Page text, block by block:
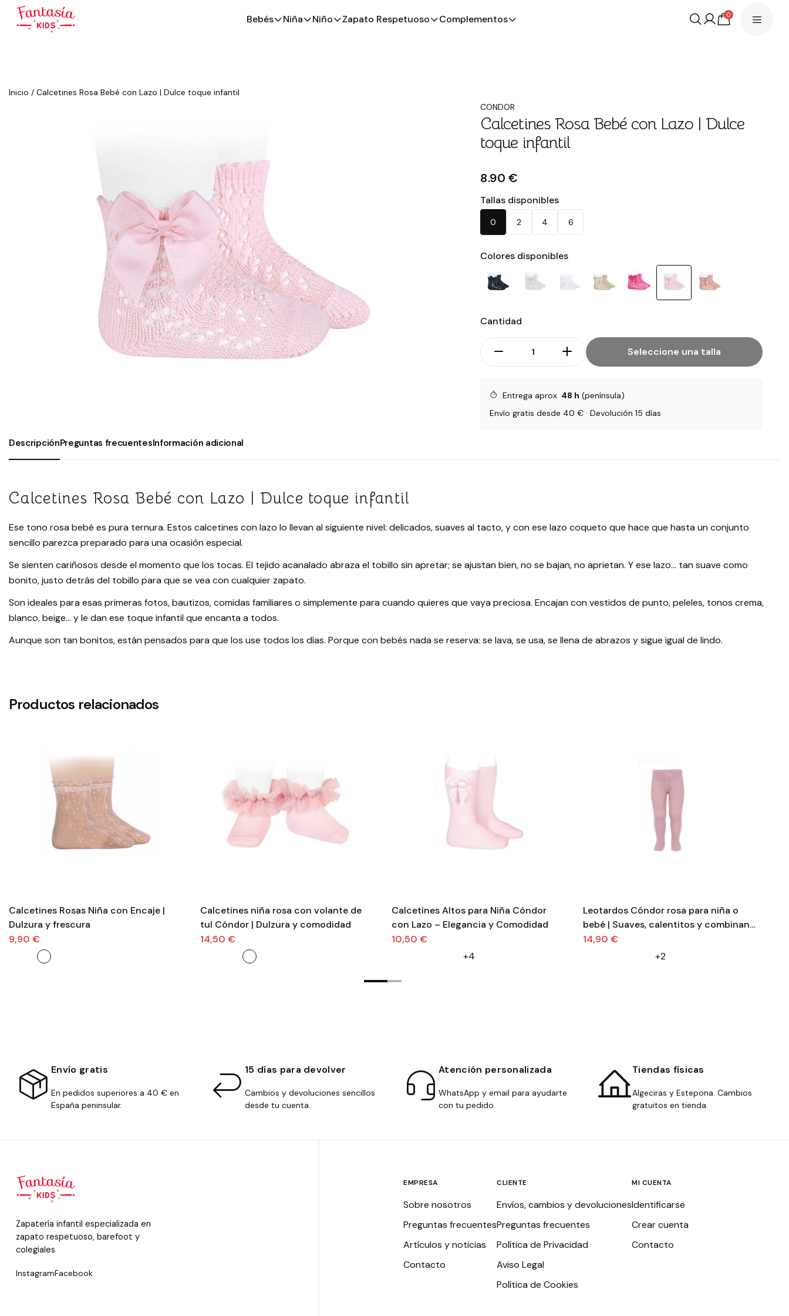
Bebés Niña Niño Zapato Respetuoso Complementos 0
Inicio / Calcetines Rosa Bebé con Lazo | Dulce toque infantil
CONDOR
Calcetines Rosa Bebé con Lazo | Dulce
toque infantil
8.90 €
Tallas disponibles
0 2 4 6
Colores disponibles
Cantidad
Seleccione una talla
Entrega aprox. 48 h (península)
Envío gratis desde 40 € · Devolución 15 días
DescripciónPreguntas frecuentesInformación adicional
Calcetines Rosa Bebé con Lazo | Dulce toque infantil
Ese tono rosa bebé es pura ternura. Estos calcetines con lazo lo llevan al siguiente nivel: delicados, suaves al tacto, y con ese lazo coqueto que hace que hasta un conjunto
sencillo parezca preparado para una ocasión especial.
Se sienten cariñosos desde el momento que los tocas. El tejido acanalado abraza el tobillo sin apretar; se ajustan bien, no se bajan, no aprietan. Y ese lazo… tan suave como
bonito, justo detrás del tobillo para que se vea con cualquier zapato.
Son ideales para esas primeras fotos, bautizos, comidas familiares o simplemente para cuando quieres que vaya preciosa. Encajan con vestidos de punto, peleles, tonos crema,
blanco, beige… y le dan ese toque infantil que encanta a todos.
Aunque son tan bonitos, están pensados para que los use todos los días. Porque con bebés nada se reserva: se lava, se usa, se llena de abrazos y sigue igual de lindo.
Productos relacionados
Calcetines Rosas Niña con Encaje |
Dulzura y frescura
9,90 €
Calcetines niña rosa con volante de
tul Cóndor | Dulzura y comodidad
14,50 €
Calcetines Altos para Niña Cóndor
con Lazo – Elegancia y Comodidad
10,50 €
+4
Leotardos Cóndor rosa para niña o
bebé | Suaves, calentitos y combinan
con todo
14,90 €
+2
Envío gratis
En pedidos superiores a 40 € en
España peninsular.
15 días para devolver
Cambios y devoluciones sencillos
desde tu cuenta.
Atención personalizada
WhatsApp y email para ayudarte
con tu pedido.
Tiendas físicas
Algeciras y Estepona. Cambios
gratuitos en tienda.
Zapatería infantil especializada en
zapato respetuoso, barefoot y
colegiales
InstagramFacebook
EMPRESA
Sobre nosotros
Preguntas frecuentes
Artículos y noticias
Contacto
CLIENTE
Envíos, cambios y devoluciones
Preguntas frecuentes
Política de Privacidad
Aviso Legal
Política de Cookies
MI CUENTA
Identificarse
Crear cuenta
Contacto